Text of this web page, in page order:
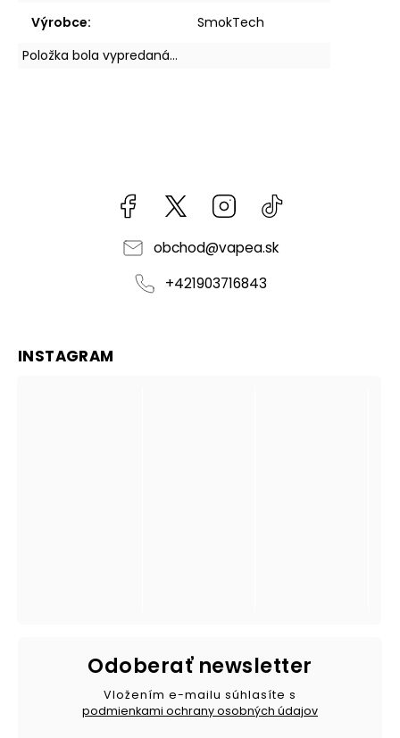
Výrobce:
SmokTech
Položka bola vypredaná…
Facebook kzifcak85131Instagram
obchod@vapea.sk
+421903716843
INSTAGRAM
Odoberať newsletter
Vložením e-mailu súhlasíte s
podmienkami ochrany osobných údajov